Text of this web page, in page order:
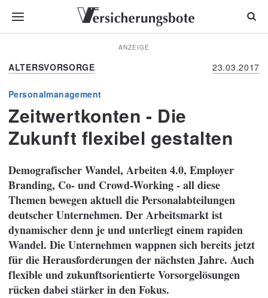
ANZEIGE
ALTERSVORSORGE 23.03.2017
Personalmanagement
Zeitwertkonten - Die
Zukunft flexibel gestalten
Demografischer Wandel, Arbeiten 4.0, Employer
Branding, Co- und Crowd-Working - all diese
Themen bewegen aktuell die Personalabteilungen
deutscher Unternehmen. Der Arbeitsmarkt ist
dynamischer denn je und unterliegt einem rapiden
Wandel. Die Unternehmen wappnen sich bereits jetzt
für die Herausforderungen der nächsten Jahre. Auch
flexible und zukunftsorientierte Vorsorgelösungen
rücken dabei stärker in den Fokus.